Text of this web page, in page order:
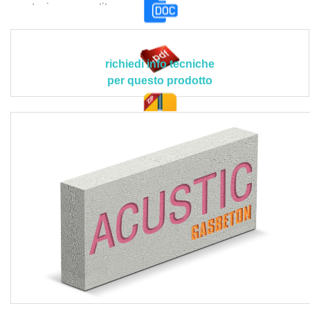
prestazione garantita.
Il prodotto deve rispettare le seguenti caratteristiche
- Blocco >> L: liscio; spessore: 120 mm (± 2 mm);
lunghezza: 600 mm (± 3 mm) EN 772-16; altezza: 250 mm
(± 2 mm); reazione al fuoco (euroclasse): A1 (EN 771-4
p.to 5.11); massa volumica a secco: 630 ± 50 kg/m³ (EN
): ≥ 3,7 N/mm² (cat. I); resistenza
a compressione caratteristica (f
bk): ≥ 2,5 N/mm² (cat. I);
resistenza a compressione ortogonale (fbk): ≥ 3,8 N/mm²
(cat. I); resistenza a compressione normalizzata (f
N/mm² (cat. I); conducibilità termica a secco (λ10,dry,unit.):
0,156 W/mK (EN 12667); calore specifico (c): 1,0 kJ/kgK;
coefficiente di resistenza alla diffusione del vapore acqueo
(µ): 5/10 (EN 1745 tab. A.10); permeabilità al vapore
acqueo: 32x10-12 kg/msPa.
- Muratura >> resistenza al fuoco: EI 90; densità media
muratura (W): 670 ± 60 kg/m³; stabilità dimensionale per
richiedi info tecniche
per questo prodotto